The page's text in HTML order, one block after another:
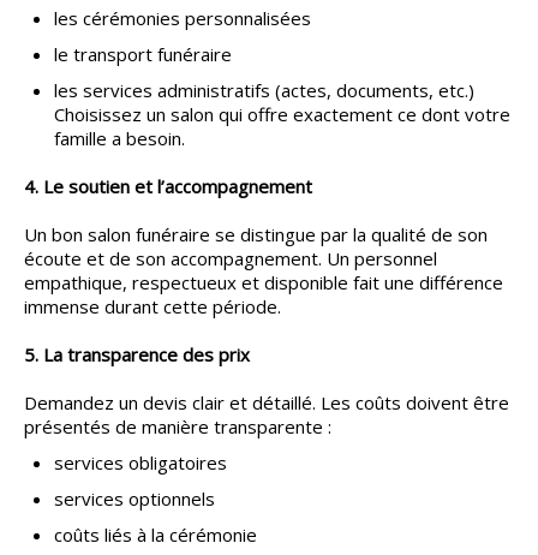
les cérémonies personnalisées
le transport funéraire
les services administratifs (actes, documents, etc.)
Choisissez un salon qui offre exactement ce dont votre
famille a besoin.
4. Le soutien et l’accompagnement
Un bon salon funéraire se distingue par la qualité de son
écoute et de son accompagnement. Un personnel
empathique, respectueux et disponible fait une différence
immense durant cette période.
5. La transparence des prix
Demandez un devis clair et détaillé. Les coûts doivent être
présentés de manière transparente :
services obligatoires
services optionnels
coûts liés à la cérémonie